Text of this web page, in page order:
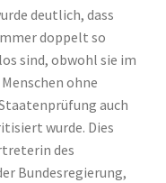
deutlich, dass
doppelt so
sind, obwohl sie im
ohne
auch
wurde. Dies
des
Bundesregierung,